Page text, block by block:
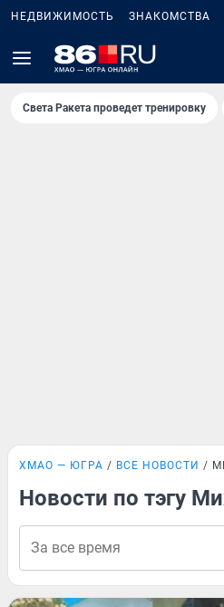
НЕДВИЖИМОСТЬ ЗНАКОМСТВА
Света Ракета проведет тренировку
ХМАО — ЮГРА ВСЕ НОВОСТИ
Новости по тэгу